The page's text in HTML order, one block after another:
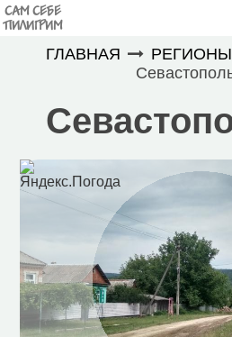
САМ СЕБЕ
ПИЛИГРИМ
ГЛАВНАЯ РЕГИОНЫ